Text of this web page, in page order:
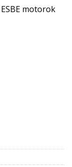
motorok